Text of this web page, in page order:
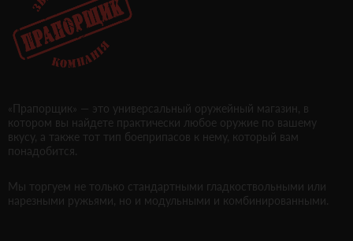
«Прапорщик» — это универсальный оружейный магазин, в
котором вы найдете практически любое оружие по вашему
вкусу, а также тот тип боеприпасов к нему, который вам
понадобится.
Мы торгуем не только стандартными гладкоствольными или
нарезными ружьями, но и модульными и комбинированными.